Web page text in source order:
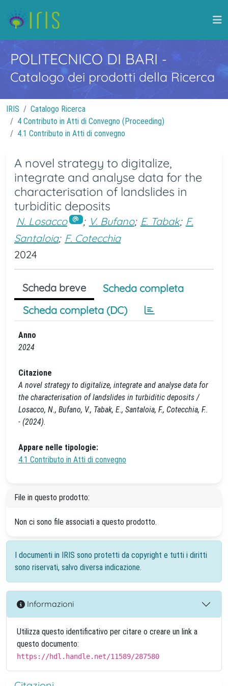
POLITECNICO DI BARI -
Catalogo dei prodotti della Ricerca
IRIS
Catalogo Ricerca
4 Contributo in Atti di Convegno (Proceeding)
4.1 Contributo in Atti di convegno
A novel strategy to digitalize,
integrate and analyse data for the
characterisation of landslides in
turbiditic deposits
N. Losacco ; V. Bufano; E. Tabak; F.
Santaloia; F. Cotecchia
2024
Scheda breve
Scheda completa
Scheda completa (DC)
Anno
2024
Citazione
A novel strategy to digitalize, integrate and analyse data for
the characterisation of landslides in turbiditic deposits /
Losacco, N., Bufano, V., Tabak, E., Santaloia, F., Cotecchia, F..
- (2024).
Appare nelle tipologie:
4.1 Contributo in Atti di convegno
File in questo prodotto:
Non ci sono file associati a questo prodotto.
I documenti in IRIS sono protetti da copyright e tutti i diritti
sono riservati, salvo diversa indicazione.
Informazioni
Utilizza questo identificativo per citare o creare un link a
questo documento:
https://hdl.handle.net/11589/287580